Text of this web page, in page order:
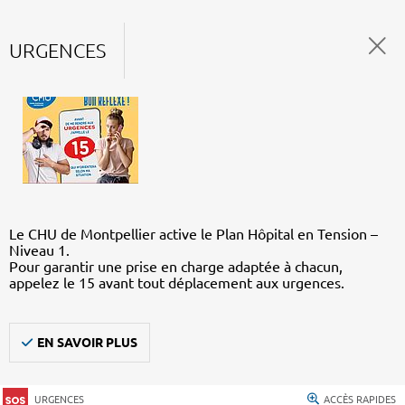
URGENCES
Le CHU de Montpellier active le Plan Hôpital en Tension –
Niveau 1.
Pour garantir une prise en charge adaptée à chacun,
appelez le 15 avant tout déplacement aux urgences.
EN SAVOIR PLUS
URGENCES ACCÈS RAPIDES